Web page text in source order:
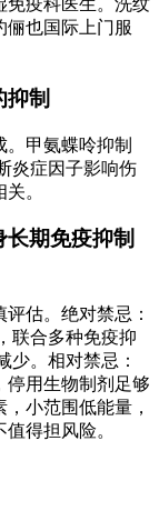
免疫科医生。洗纹
俪也国际上门服
制
甲氨蝶呤抑制
炎症因子影响伤
。
期免疫抑制
估。绝对禁忌：
联合多种免疫抑
少。相对禁忌：
停用生物制剂足够
小范围低能量，
得担风险。